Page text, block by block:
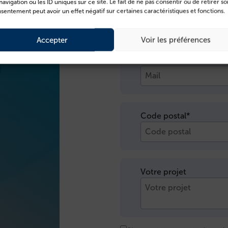
ou les ID uniques sur ce site. Le fait de ne pas consentir ou de retirer
peut avoir un effet négatif sur certaines caractéristiques et fonctions.
Accepter Voir les préférences
Nom*
Code postal*
Votre projet